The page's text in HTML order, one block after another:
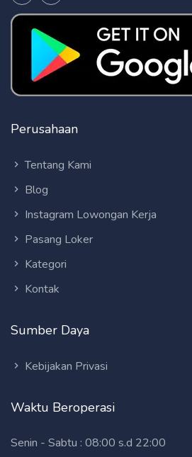
Perusahaan
Tentang Kami
Blog
Instagram Lowongan Kerja
Pasang Loker
Kategori
Kontak
Sumber Daya
Kebijakan Privasi
Waktu Beroperasi
Senin - Sabtu : 08:00 s.d 22:00